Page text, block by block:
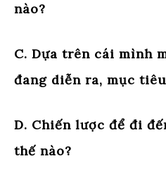
nào?
C. Dựa trên cái mình
đang diễn ra, mục
D. Chiến lược để đi
thế nào?